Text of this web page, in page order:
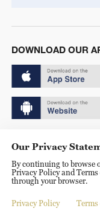
DOWNLOAD OUR
京ICP备20000184号
京公网安备
Disinformation report
Our Privacy
By continuing to browse
Privacy Policy and
through your browser.
Privacy Policy Terms